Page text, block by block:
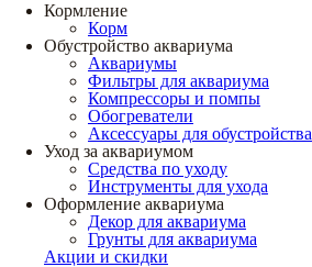
Кормление
Корм
Обустройство аквариума
Аквариумы
Фильтры для аквариума
Компрессоры и помпы
Обогреватели
Аксессуары для обустройства
Уход за аквариумом
Средства по уходу
Инструменты для ухода
Оформление аквариума
Декор для аквариума
Грунты для аквариума
Акции и скидки